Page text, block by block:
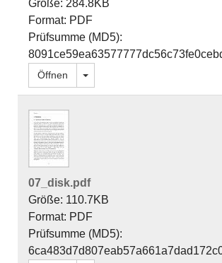
Größe: 284.8KB
Format: PDF
Prüfsumme (MD5):
Öffnen Dropdown öffnen
07_disk.pdf
Größe: 110.7KB
Format: PDF
Prüfsumme (MD5):